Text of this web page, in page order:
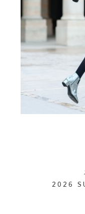
2026